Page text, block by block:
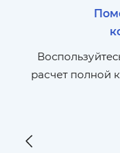
расчет полной